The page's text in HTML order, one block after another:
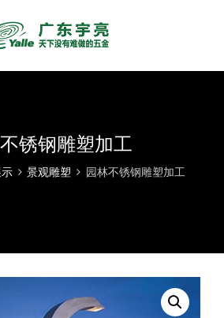
锈钢雕塑加工
景观雕塑 园林不锈钢雕塑加工